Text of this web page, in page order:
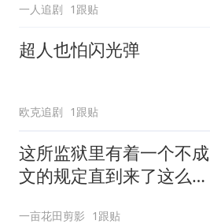
一人追剧 1跟贴
超人也怕闪光弹
欧克追剧 1跟贴
这所监狱里有着一个不成
文的规定直到来了这么一
一亩花田剪影 1跟贴